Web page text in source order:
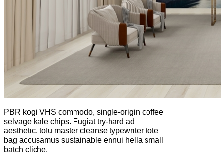
PBR kogi VHS commodo, single-origin coffee
selvage kale chips. Fugiat try-hard ad
aesthetic, tofu master cleanse typewriter tote
bag accusamus sustainable ennui hella small
batch cliche.